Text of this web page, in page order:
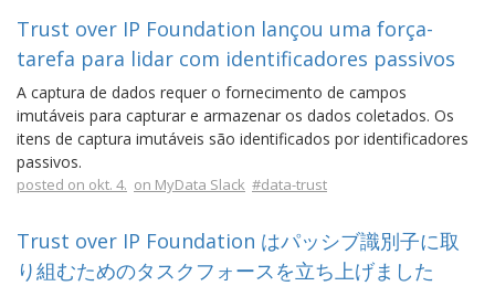
Trust over IP Foundation lançou uma força-
tarefa para lidar com identificadores passivos
A captura de dados requer o fornecimento de campos
imutáveis ​​para capturar e armazenar os dados coletados. Os
itens de captura imutáveis ​​são identificados por identificadores
passivos.
posted on okt. 4. on MyData Slack #data-trust
Trust over IP Foundation はパッシブ識別子に取
り組むためのタスクフォースを立ち上げました